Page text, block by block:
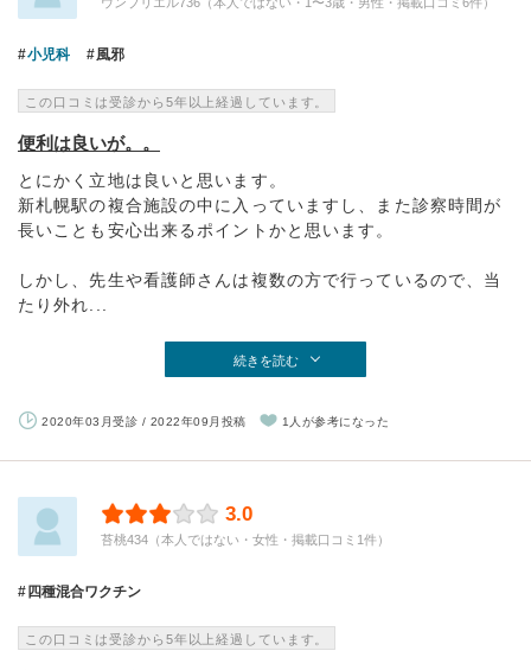
小児科 風邪
この口コミは受診から5年以上経過しています。
便利は良いが。。
とにかく立地は良いと思います。
新札幌駅の複合施設の中に入っていますし、また診察時間が
長いことも安心出来るポイントかと思います。
しかし、先生や看護師さんは複数の方で行っているので、当
たり外れ...
続きを読む
2020年03月受診 / 2022年09月投稿 1人が参考になった
3.0
苔桃434（本人ではない・女性・掲載口コミ1件）
四種混合ワクチン
この口コミは受診から5年以上経過しています。